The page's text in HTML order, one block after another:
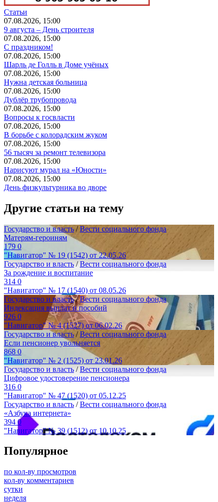
Статьи
07.08.2026, 15:00
9 августа – День строителя
07.08.2026, 15:00
С праздником!
07.08.2026, 15:00
Шарль де Голль в Доме учёных
07.08.2026, 15:00
Нужна детская больница
07.08.2026, 15:00
Дублёр трубопровода
07.08.2026, 15:00
Вопросы к госвласти
07.08.2026, 15:00
В борьбе с колорадским жуком
07.08.2026, 15:00
56 тысяч за ремонт телевизора
07.08.2026, 15:00
Нарисуют мурал на «Юности»
07.08.2026, 15:00
День физкультурника во дворе
Другие статьи на тему
Государство и власть /Вести социального фонда
Матерям-героиням
179 0
"Навигатор" № 19 (1542) от 22.05.26
Государство и власть /Вести социального фонда
За рождение и воспитание
314 0
"Навигатор" № 17 (1540) от 08.05.26
Государство и власть/Вести социального фонда
Индексация выплат и пособий
926 0
"Навигатор" № 4 (1527) от 06.02.26
Государство и власть /Вести социального фонда
Если пенсионер увольняется
868 0
"Навигатор" № 2 (1525) от 23.01.26
Государство и власть /Вести социального фонда
Цифровое удостоверение пенсионера
316 0
"Навигатор" № 47 (1520) от 05.12.25
Государство и власть /Вести социального фонда
«Азбука интернета»
3940
"Навигатор" № 39 (1512) от 10.10.25
Популярное
по кол-ву просмотров
кол-ву комментариев
сутки
неделя